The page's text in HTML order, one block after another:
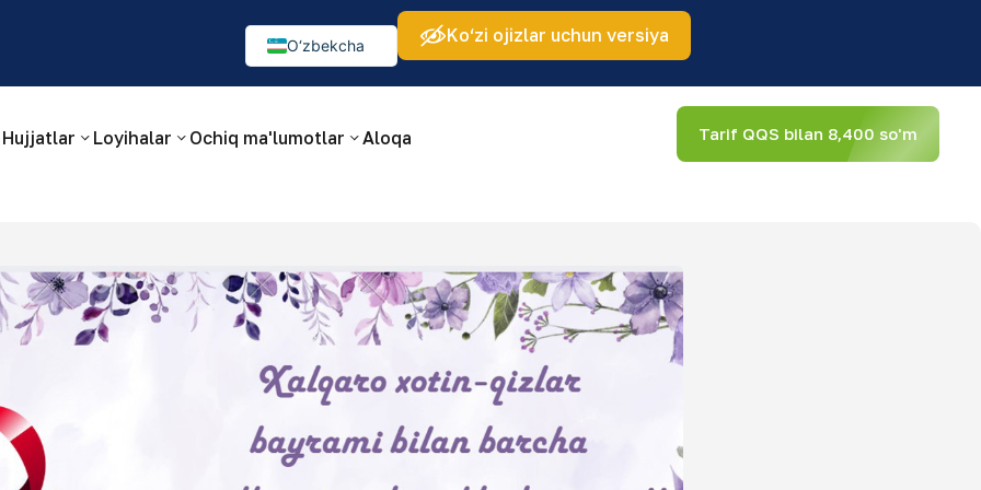
Изображения: 👁
O‘zbekcha
Русский
Ko‘zi ojizlar uchun versiya
Hujjatlar Loyihalar Ochiq ma'lumotlar Aloqa Tarif QQS bilan 8,400 so'm